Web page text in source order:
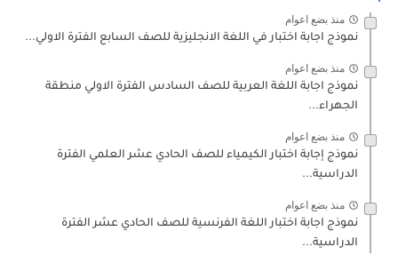
منذ بضع اعوام
نموذج اجابة اختبار في اللغة الانجليزية للصف السابع الفترة الاولي...
منذ بضع اعوام
نموذج اجابة اللغة العربية للصف السادس الفترة الاولي منطقة
الجهراء...
منذ بضع اعوام
نموذج إجابة اختبار الكيمياء للصف الحادي عشر العلمي الفترة
الدراسية...
منذ بضع اعوام
نموذج اجابة اختبار اللغة الفرنسية للصف الحادي عشر الفترة
الدراسية...